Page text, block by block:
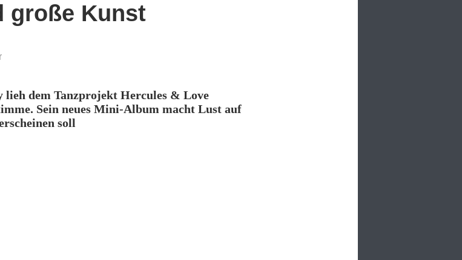
große Kunst
dem Tanzprojekt Hercules & Love
Sein neues Mini-Album macht Lust auf
soll